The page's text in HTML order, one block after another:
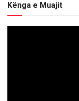
Kënga e Muajit